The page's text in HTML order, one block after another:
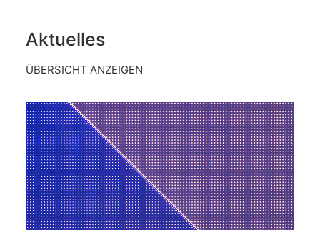
Aktuelles
ÜBERSICHT ANZEIGEN